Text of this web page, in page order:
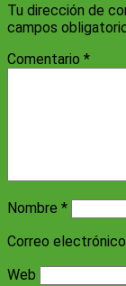
Tu dirección de
campos
Comentario *
Nombre *
Correo electrónico
Web